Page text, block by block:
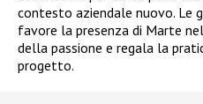
contesto aziendale nuovo. Le
favore la presenza di Marte
della passione e regala la
progetto.